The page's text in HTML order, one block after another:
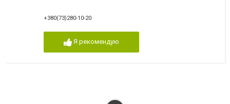
+380(73)280-10-20
Я рекомендую